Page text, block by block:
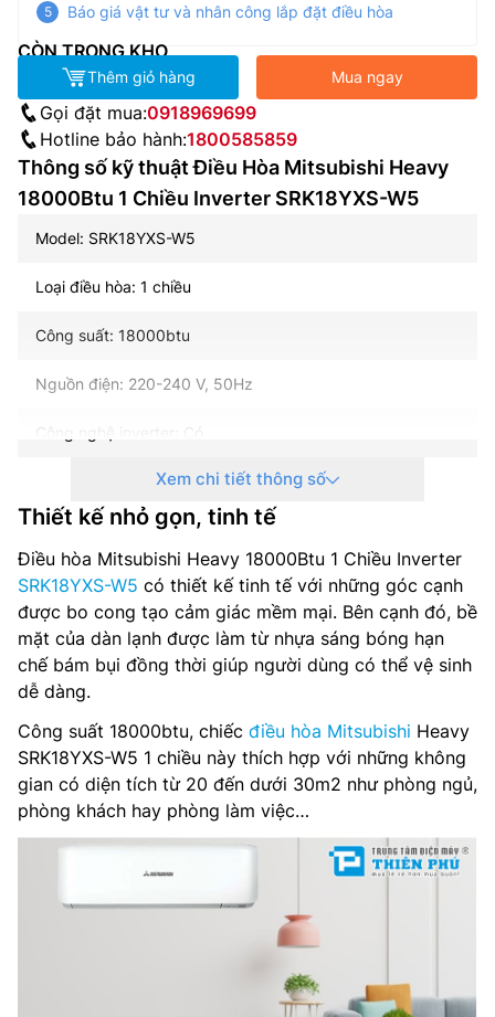
Báo giá vật tư và nhân công lắp đặt điều hòa
CÒN TRONG KHO
Thêm giỏ hàng Mua ngay
Gọi đặt mua:0918969699
Hotline bảo hành:1800585859
Thông số kỹ thuật Điều Hòa Mitsubishi Heavy
18000Btu 1 Chiều Inverter SRK18YXS-W5
Model: SRK18YXS-W5
Loại điều hòa: 1 chiều
Công suất: 18000btu
Nguồn điện: 220-240 V, 50Hz
Công nghệ inverter: Có
Phạm vi làm lạnh hiệu quả: Từ 20 đến dưới 30 m2
Chế độ tiết kiệm điện: Eco
Môi chất lạnh: R32
Kích thước dàn lạnh: 290 x 870 x 230 mm
Kích thước dàn nóng: 640 x 800 x 290 mm
Trọng lượng dàn nóng: 10 kg
Trọng lượng dàn nóng: 37 kg
Hãng sản xuất: Mitsubishi Heavy
Nơi sản xuất: Thái Lan
Xem chi tiết thông số
Thiết kế nhỏ gọn, tinh tế
Điều hòa Mitsubishi Heavy 18000Btu 1 Chiều Inverter
SRK18YXS-W5 có thiết kế tinh tế với những góc cạnh
được bo cong tạo cảm giác mềm mại. Bên cạnh đó, bề
mặt của dàn lạnh được làm từ nhựa sáng bóng hạn
chế bám bụi đồng thời giúp người dùng có thể vệ sinh
dễ dàng.
Công suất 18000btu, chiếc điều hòa Mitsubishi Heavy
SRK18YXS-W5 1 chiều này thích hợp với những không
gian có diện tích từ 20 đến dưới 30m2 như phòng ngủ,
phòng khách hay phòng làm việc…